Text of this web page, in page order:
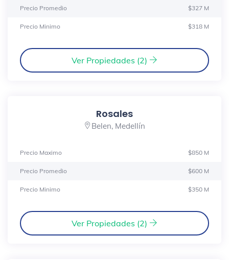
Precio Promedio $327 M
Precio Minimo $318 M
Ver Propiedades (2)
Rosales
Belen, Medellín
Precio Maximo $850 M
Precio Promedio $600 M
Precio Minimo $350 M
Ver Propiedades (2)